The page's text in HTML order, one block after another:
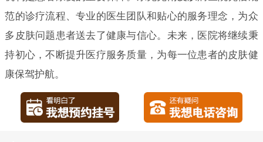
范的诊疗流程、专业的医生团队和贴心的服务理念，为众
多皮肤问题患者送去了健康与信心。未来，医院将继续秉
持初心，不断提升医疗服务质量，为每一位患者的皮肤健
康保驾护航。